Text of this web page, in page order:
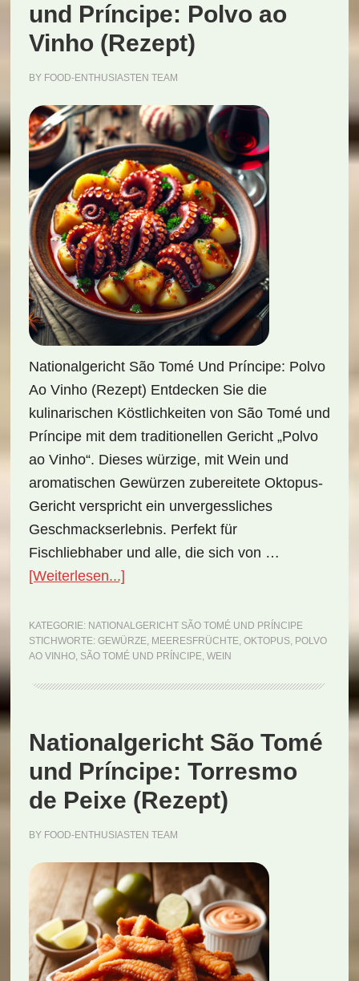
und Príncipe: Polvo ao
Vinho (Rezept)
BY FOOD-ENTHUSIASTEN TEAM
Nationalgericht São Tomé Und Príncipe: Polvo
Ao Vinho (Rezept) Entdecken Sie die
kulinarischen Köstlichkeiten von São Tomé und
Príncipe mit dem traditionellen Gericht „Polvo
ao Vinho“. Dieses würzige, mit Wein und
aromatischen Gewürzen zubereitete Oktopus-
Gericht verspricht ein unvergessliches
Geschmackserlebnis. Perfekt für
Fischliebhaber und alle, die sich von …
[Weiterlesen...]ÜberNationalgericht
Tomé
und
Polvo
Vinho
(Rezept)
KATEGORIE: NATIONALGERICHT SÃO TOMÉ UND PRÍNCIPE
STICHWORTE: GEWÜRZE, MEERESFRÜCHTE, OKTOPUS, POLVO
AO VINHO, SÃO TOMÉ UND PRÍNCIPE, WEIN
Nationalgericht São Tomé
und Príncipe: Torresmo
de Peixe (Rezept)
BY FOOD-ENTHUSIASTEN TEAM